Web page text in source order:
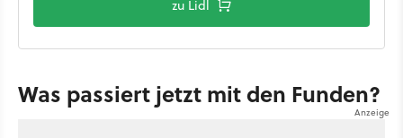
zu Lidl
Was passiert jetzt mit den Funden?